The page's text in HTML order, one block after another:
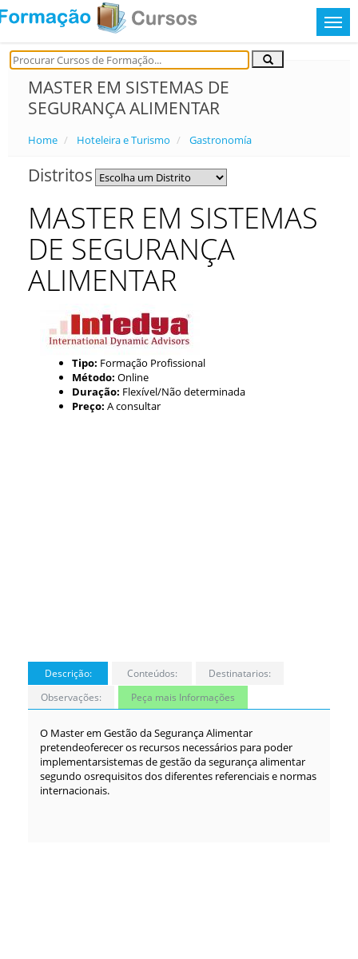
MASTER EM SISTEMAS DE
SEGURANÇA ALIMENTAR
Home Hoteleira e Turismo Gastronomía
Distritos
MASTER EM SISTEMAS
DE SEGURANÇA
ALIMENTAR
Tipo: Formação Profissional
Método: Online
Duração: Flexível/Não determinada
Preço: A consultar
Descrição: Conteúdos:
Destinatarios:
Observações:
Peça mais Informações
O Master em Gestão da Segurança Alimentar
pretendeoferecer os recursos necessários para poder
implementarsistemas de gestão da segurança alimentar
segundo osrequisitos dos diferentes referenciais e normas
internacionais.